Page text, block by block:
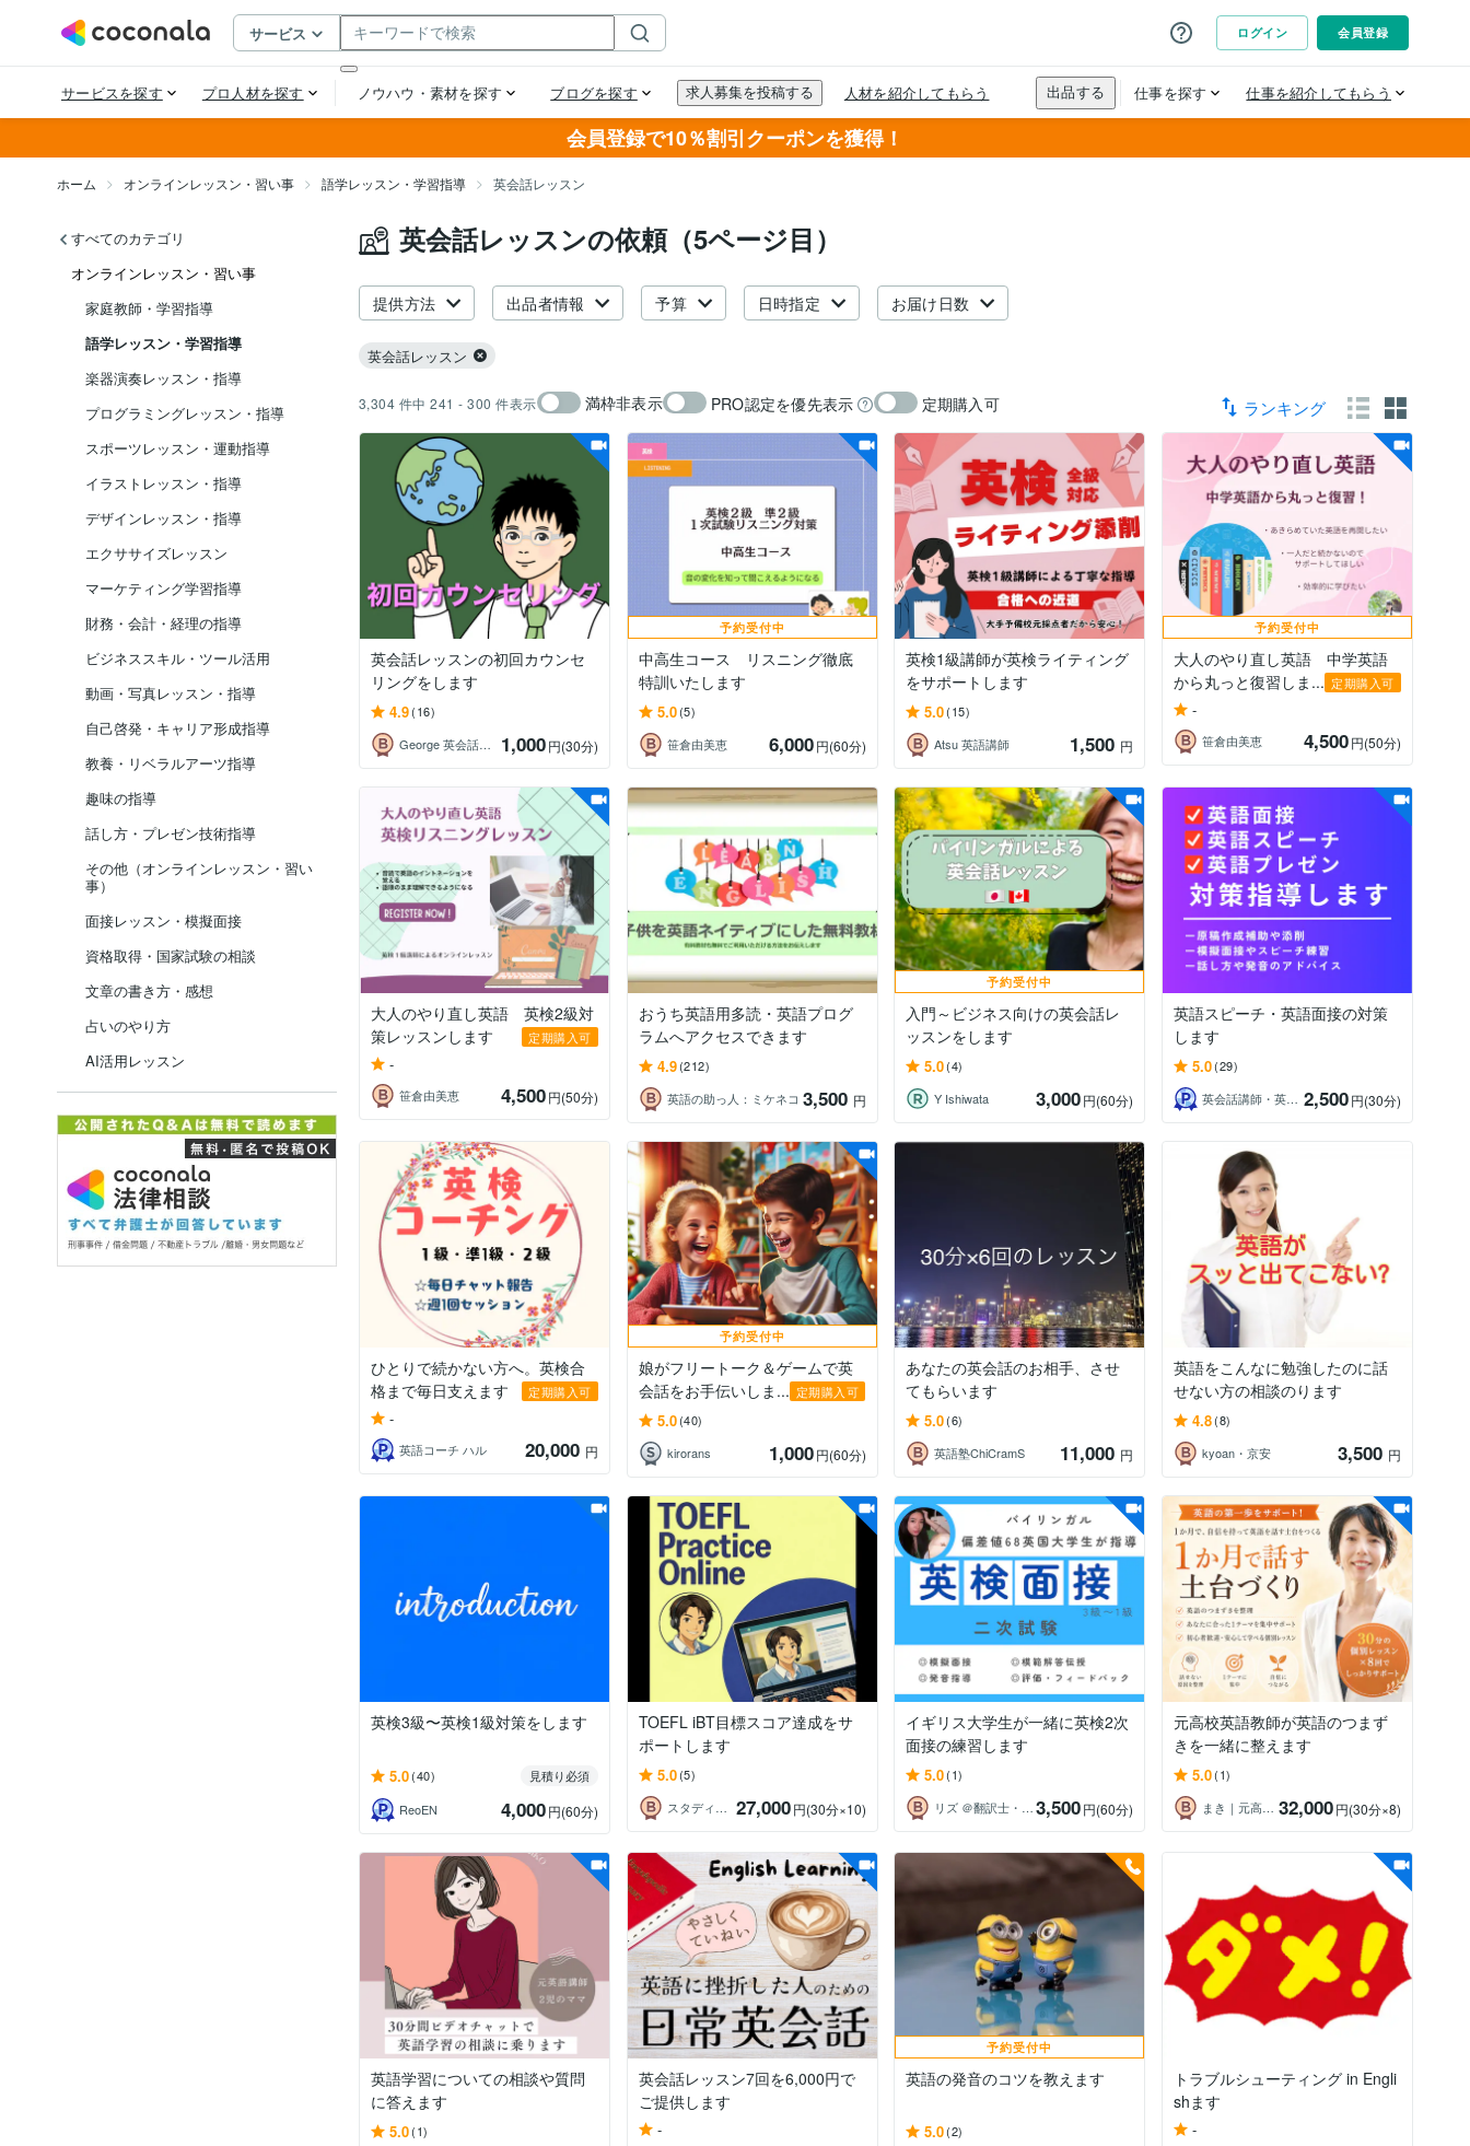
会員登録で10％割引クーポンを獲得！
ホーム オンラインレッスン・習い事 語学レッスン・学習指導 英会話レッスン
すべてのカテゴリ
オンラインレッスン・習い事
家庭教師・学習指導
語学レッスン・学習指導
楽器演奏レッスン・指導
プログラミングレッスン・指導
スポーツレッスン・運動指導
イラストレッスン・指導
デザインレッスン・指導
エクササイズレッスン
マーケティング学習指導
財務・会計・経理の指導
ビジネススキル・ツール活用
動画・写真レッスン・指導
自己啓発・キャリア形成指導
教養・リベラルアーツ指導
趣味の指導
話し方・プレゼン技術指導
その他（オンラインレッスン・習い
事）
面接レッスン・模擬面接
資格取得・国家試験の相談
文章の書き方・感想
占いのやり方
AI活用レッスン
英会話レッスンの依頼（5ページ目）
提供方法 出品者情報 予算 日時指定 お届け日数
英会話レッスン
3,304 件中 241 - 300 件表示 満枠非表示 PRO認定を優先表示 定期購入可 ランキング
英会話レッスンの初回カウンセ
リングをします
4.9(16)
George 英会話レッスン＆コーチング
1,000円(30分)
予約受付中
中高生コース リスニング徹底
特訓いたします
5.0(5)
笹倉由美恵
6,000円(60分)
英検1級講師が英検ライティング
をサポートします
5.0(15)
Atsu 英語講師
1,500 円
予約受付中
大人のやり直し英語 中学英語
から丸っと復習しま... 定期購入可
-
笹倉由美恵 4,500円(50分)
大人のやり直し英語 英検2級対
策レッスンします
定期購入可
-
笹倉由美恵 4,500円(50分)
おうち英語用多読・英語プログ
ラムへアクセスできます
4.9(212)
英語の助っ人：ミケネコ 3,500 円
予約受付中
入門～ビジネス向けの英会話レ
ッスンをします
5.0(4)
Y Ishiwata
3,000円(60分)
英語スピーチ・英語面接の対策
します
5.0(29)
英会話講師・英語コーチKevin
2,500円(30分)
ひとりで続かない方へ。英検合
格まで毎日支えます
定期購入可
-
英語コーチ ハル 20,000 円
予約受付中
娘がフリートーク＆ゲームで英
会話をお手伝いしま... 定期購入可
5.0(40)
kirorans
1,000円(60分)
あなたの英会話のお相手、させ
てもらいます
5.0(6)
英語塾ChiCramS
11,000 円
英語をこんなに勉強したのに話
せない方の相談のります
4.8(8)
kyoan・京安
3,500 円
英検3級〜英検1級対策をします
5.0(40)
見積り必須
ReoEN
4,000円(60分)
TOEFL iBT目標スコア達成をサ
ポートします
5.0(5)
スタディコーチ Shin
27,000円(30分×10)
イギリス大学生が一緒に英検2次
面接の練習します
5.0(1)
リズ ＠翻訳士・英国法学部卒 3,500円(60分)
元高校英語教師が英語のつまず
きを一緒に整えます
5.0(1)
まき｜元高校英語教員｜さぼてん英会話運営 32,000円(30分×8)
英語学習についての相談や質問
に答えます
5.0(1)
英会話レッスン7回を6,000円で
ご提供します
-
予約受付中
英語の発音のコツを教えます
5.0(2)
トラブルシューティング in Engli
shます
-